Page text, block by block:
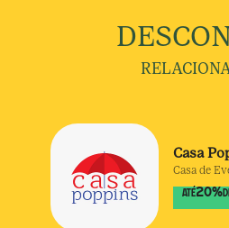
Casa
Casa de
ATÉ20%